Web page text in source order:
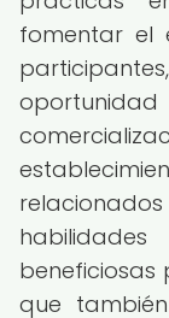
fomentar el
beneficiosas
que